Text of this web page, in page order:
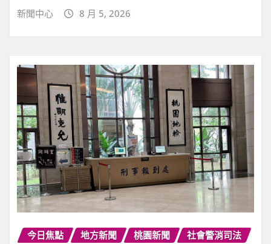
新聞中心 8 月 5, 2026
今日焦點 地方新聞 桃園新聞 社會警消司法